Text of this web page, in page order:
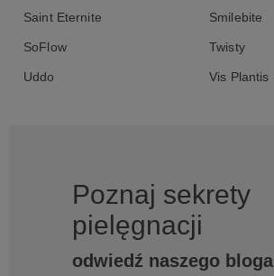
Saint Eternite Smilebite
SoFlow Twisty
Uddo Vis Plantis
Poznaj sekrety
pielęgnacji
odwiedź naszego bloga